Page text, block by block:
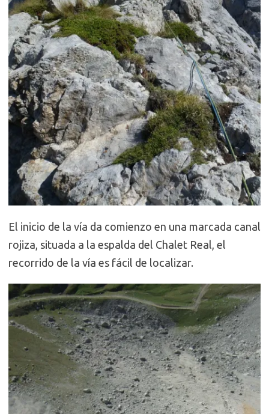
El inicio de la vía da comienzo en una marcada canal
rojiza, situada a la espalda del Chalet Real, el
recorrido de la vía es fácil de localizar.